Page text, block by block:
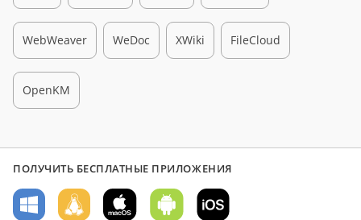
WebWeaver WeDoc XWiki FileCloud
OpenKM
ПОЛУЧИТЬ БЕСПЛАТНЫЕ ПРИЛОЖЕНИЯ